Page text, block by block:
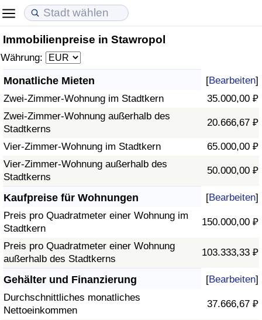
Immobilienpreise in Stawropol
Währung:
Monatliche Mieten [Bearbeiten]
Zwei-Zimmer-Wohnung im Stadtkern
35.000,00 ₽
Zwei-Zimmer-Wohnung außerhalb des
Stadtkerns
20.666,67 ₽
Vier-Zimmer-Wohnung im Stadtkern
65.000,00 ₽
Vier-Zimmer-Wohnung außerhalb des
Stadtkerns
50.000,00 ₽
Kaufpreise für Wohnungen [Bearbeiten]
Preis pro Quadratmeter einer Wohnung im
Stadtkern
150.000,00 ₽
Preis pro Quadratmeter einer Wohnung
außerhalb des Stadtkerns
103.333,33 ₽
Gehälter und Finanzierung [Bearbeiten]
Durchschnittliches monatliches
Nettoeinkommen
37.666,67 ₽
Lebenshaltungskosten
Lebenshaltungskosten-Index (aktuell)
Lebenshaltungskosten-Index
Lebenshaltungskosten-Index nach Land
in Akaba
Immobilienpreise
Immobilienpreis-Index (aktuell)
Immobilienpreis-Index
Immobilienpreis-Index nach Land
Lebensqualität
Lebensqualität-Index
Lebensqualität-Index (aktuell)
Lebensqualitätsindex nach Land
Kriminalität
Kriminalitäts-Index (aktuell)
Kriminalitäts-Index
Kriminalitätsindex nach Land
Gesundheitsversorgung
Gesundheitsversorgungs-Index (aktuell)